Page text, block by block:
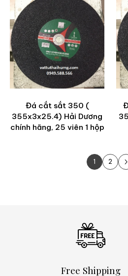
Đá cắt sắt 350 (
355x3x25.4) Hải Dương
chính hãng, 25 viên 1 hộp
1 2
Free Shipping